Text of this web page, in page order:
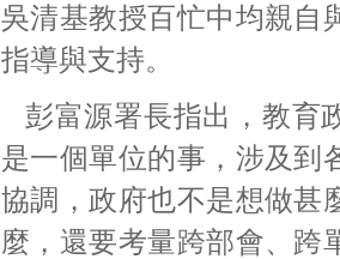
吳清基教授百忙中均親自
指導與支持。
彭富源署長指出，教育
是一個單位的事，涉及到
協調，政府也不是想做甚
麼，還要考量跨部會、跨